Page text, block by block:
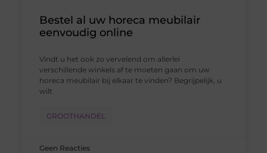
Bestel al uw horeca meubilair
eenvoudig online
Vindt u het ook zo vervelend om allerlei
verschillende winkels af te moeten gaan om uw
horeca meubilair bij elkaar te vinden? Begrijpelijk, u
wilt
GROOTHANDEL
Geen Reacties